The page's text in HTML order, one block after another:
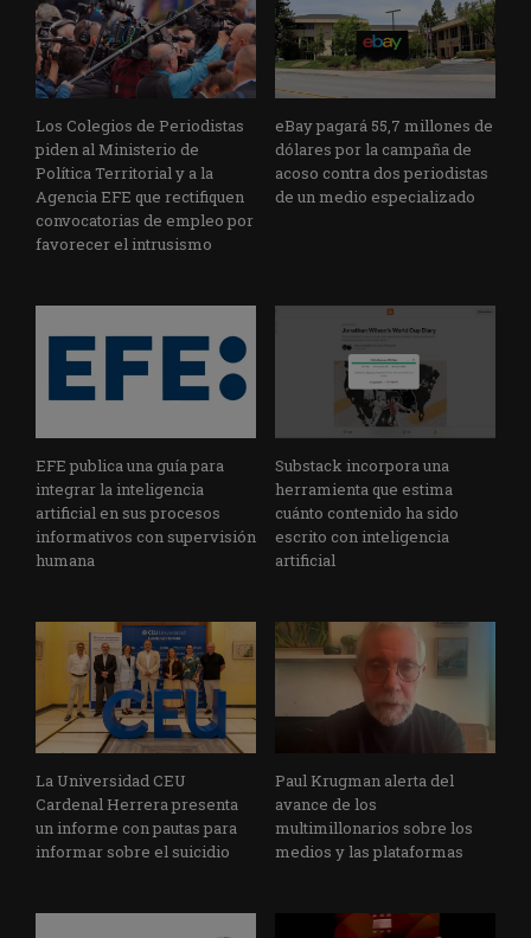
Los Colegios de Periodistas
piden al Ministerio de
Política Territorial y a la
Agencia EFE que rectifiquen
convocatorias de empleo por
favorecer el intrusismo
eBay pagará 55,7 millones de
dólares por la campaña de
acoso contra dos periodistas
de un medio especializado
EFE publica una guía para
integrar la inteligencia
artificial en sus procesos
informativos con supervisión
humana
Substack incorpora una
herramienta que estima
cuánto contenido ha sido
escrito con inteligencia
artificial
La Universidad CEU
Cardenal Herrera presenta
un informe con pautas para
informar sobre el suicidio
Paul Krugman alerta del
avance de los
multimillonarios sobre los
medios y las plataformas